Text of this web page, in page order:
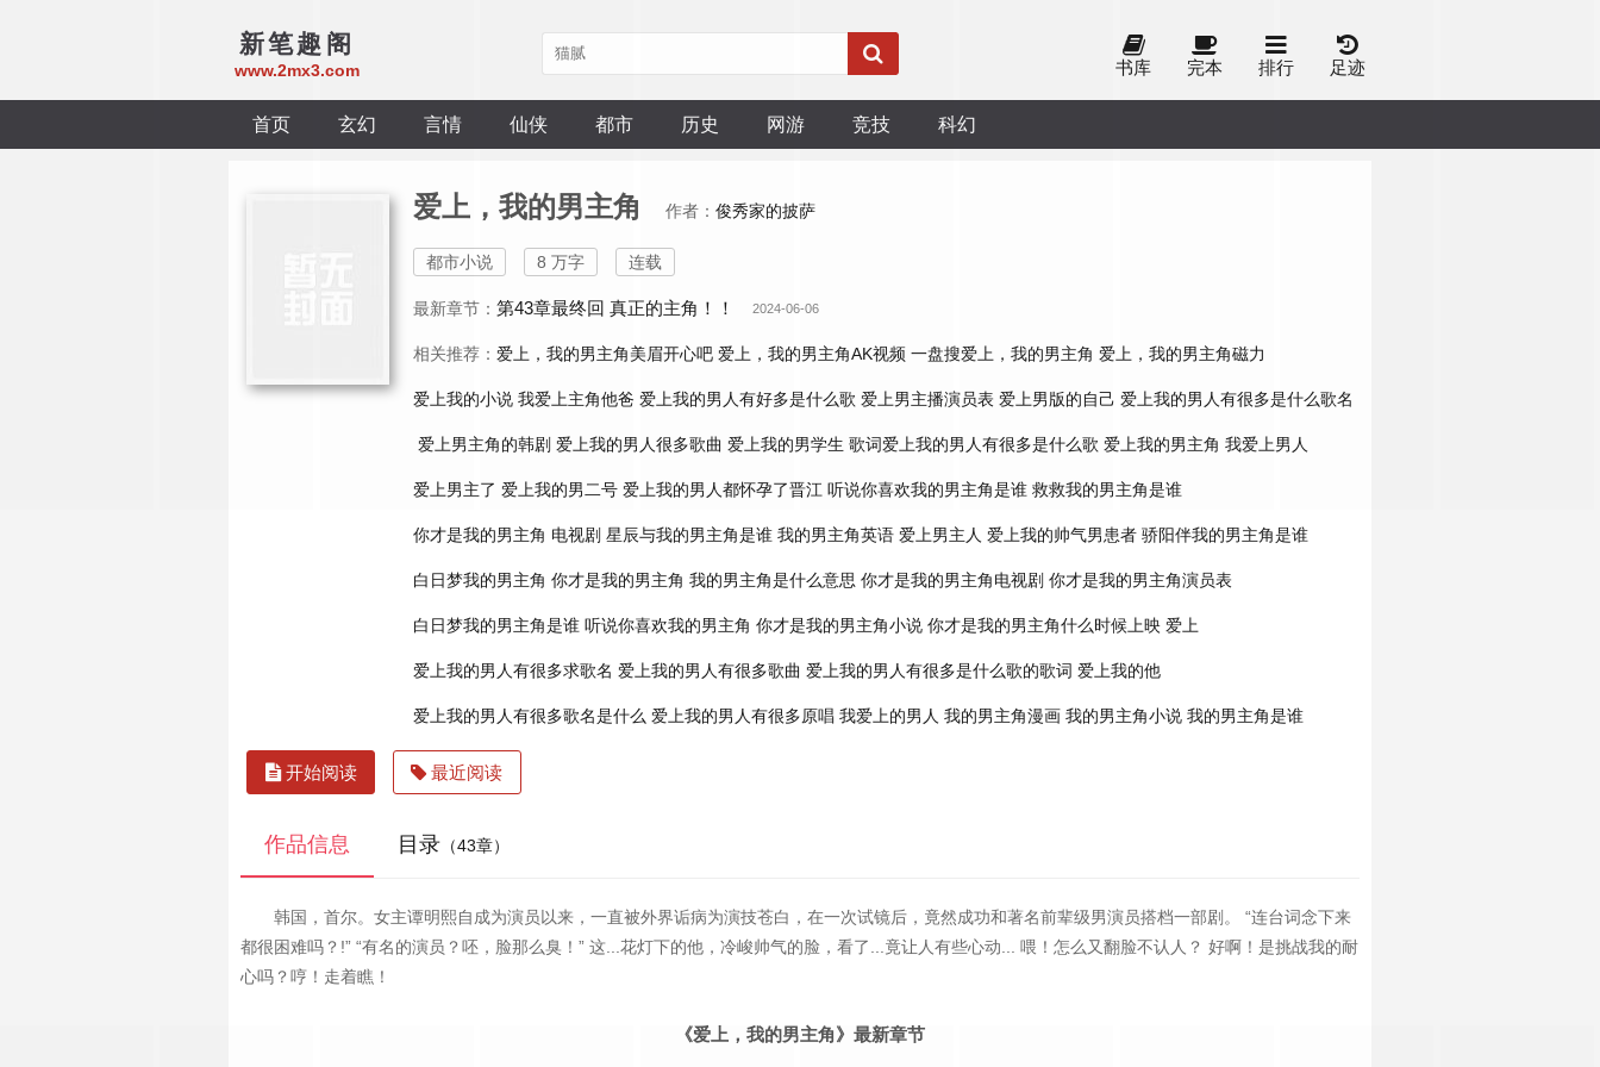
新笔趣阁
www.2mx3.com 书库 完本 排行 足迹
首页 玄幻 言情 仙侠 都市 历史 网游 竞技 科幻
爱上，我的男主角 作者： 俊秀家的披萨
都市小说 8 万字 连载
最新章节： 第43章最终回 真正的主角！！ 2024-06-06
相关推荐： 爱上，我的男主角美眉开心吧 爱上，我的男主角AK视频 一盘搜爱上，我的男主角 爱上，我的男主角磁力
爱上我的小说 我爱上主角他爸 爱上我的男人有好多是什么歌 爱上男主播演员表 爱上男版的自己 爱上我的男人有很多是什么歌名
爱上男主角的韩剧 爱上我的男人很多歌曲 爱上我的男学生 歌词爱上我的男人有很多是什么歌 爱上我的男主角 我爱上男人
爱上男主了 爱上我的男二号 爱上我的男人都怀孕了晋江 听说你喜欢我的男主角是谁 救救我的男主角是谁
你才是我的男主角 电视剧 星辰与我的男主角是谁 我的男主角英语 爱上男主人 爱上我的帅气男患者 骄阳伴我的男主角是谁
白日梦我的男主角 你才是我的男主角 我的男主角是什么意思 你才是我的男主角电视剧 你才是我的男主角演员表
白日梦我的男主角是谁 听说你喜欢我的男主角 你才是我的男主角小说 你才是我的男主角什么时候上映 爱上
爱上我的男人有很多求歌名 爱上我的男人有很多歌曲 爱上我的男人有很多是什么歌的歌词 爱上我的他
爱上我的男人有很多歌名是什么 爱上我的男人有很多原唱 我爱上的男人 我的男主角漫画 我的男主角小说 我的男主角是谁
开始阅读 最近阅读
作品信息 目录 （43章）
韩国，首尔。女主谭明熙自成为演员以来，一直被外界诟病为演技苍白，在一次试镜后，竟然成功和著名前辈级男演员搭档一部剧。 “连台词念下来
都很困难吗？!” “有名的演员？呸，脸那么臭！” 这...花灯下的他，冷峻帅气的脸，看了...竟让人有些心动... 喂！怎么又翻脸不认人？ 好啊！是挑战我的耐
心吗？哼！走着瞧！
《爱上，我的男主角》最新章节